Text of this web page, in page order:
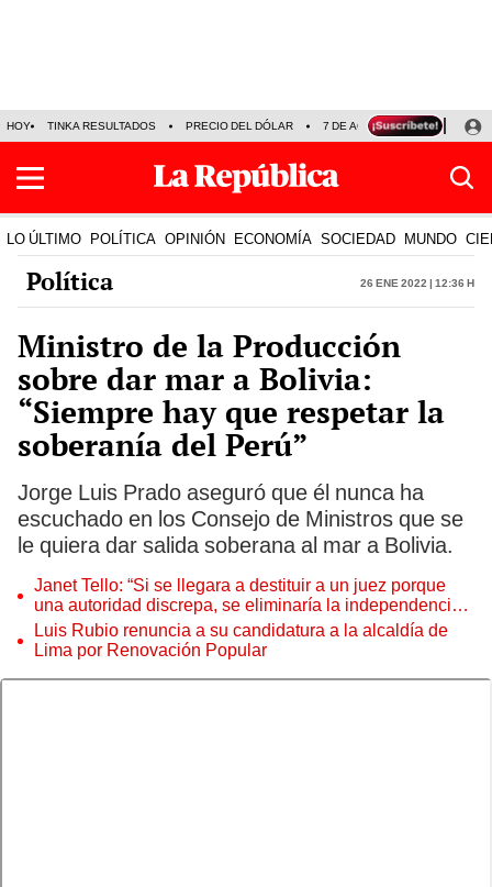
HOY TINKA RESULTADOS PRECIO DEL DÓLAR 7 DE AGOSTO OLLANTA
LO ÚLTIMO POLÍTICA OPINIÓN ECONOMÍA SOCIEDAD MUNDO
Política 26 Ene 2022 | 12:36 h
Ministro de la Producción
sobre dar mar a Bolivia:
“Siempre hay que respetar la
soberanía del Perú”
Jorge Luis Prado aseguró que él nunca ha
escuchado en los Consejo de Ministros que se
le quiera dar salida soberana al mar a Bolivia.
Janet Tello: “Si se llegara a destituir a un juez porque
una autoridad discrepa, se eliminaría la independencia
judicial”
Luis Rubio renuncia a su candidatura a la alcaldía de
Lima por Renovación Popular